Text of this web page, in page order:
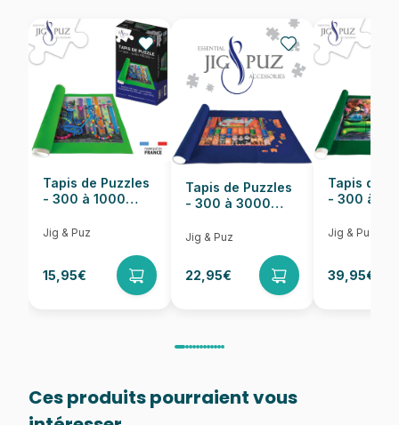
EAN 8699375066128
Nombre de pièces 1000 pièces
Dimensions 68 x 48 cm
Tapis de Puzzles
- 300 à 1000
Jig & Puz
15,95€
Tapis de Puzzles
- 300 à 3000
Jig & Puz
22,95€
Tapis de
- 300 à
Jig & Puz
39,95€
Ces produits pourraient vous